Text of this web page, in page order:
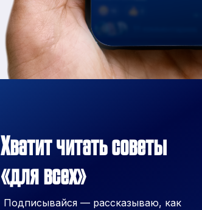
Хватит читать советы
«для всех»
Подписывайся — рассказываю, как